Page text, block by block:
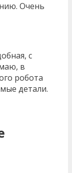
Очень
с
в
робота
детали.